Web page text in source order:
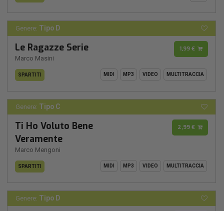
Genere: Tipo D
Le Ragazze Serie
Marco Masini
1,99 €
SPARTITI MIDI MP3 VIDEO MULTITRACCIA
Genere: Tipo C
Ti Ho Voluto Bene
Veramente
Marco Mengoni
2,99 €
SPARTITI MIDI MP3 VIDEO MULTITRACCIA
Genere: Tipo D